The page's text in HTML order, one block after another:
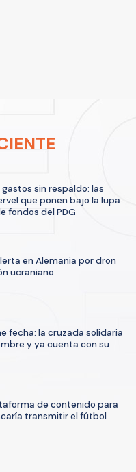
sin respaldo: las
que ponen bajo la lupa
fondos del PDG
en Alemania por dron
ucraniano
fecha: la cruzada solidaria
y ya cuenta con su
de contenido para
transmitir el fútbol